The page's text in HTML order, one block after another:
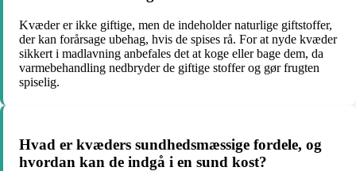
Kvæder er ikke giftige, men de indeholder naturlige giftstoffer,
der kan forårsage ubehag, hvis de spises rå. For at nyde kvæder
sikkert i madlavning anbefales det at koge eller bage dem, da
varmebehandling nedbryder de giftige stoffer og gør frugten
spiselig.
Hvad er kvæders sundhedsmæssige fordele, og
hvordan kan de indgå i en sund kost?